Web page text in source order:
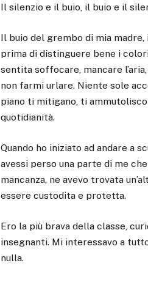
Il silenzio e il buio, il buio e il
Il buio del grembo di mia
prima di distinguere bene i
sentita soffocare, mancare
non farmi urlare. Niente sole
piano ti mitigano, ti
quotidianità.
Quando ho iniziato ad andare a
avessi perso una parte di me
mancanza, ne avevo trovata
essere custodita e protetta.
Ero la più brava della classe,
insegnanti. Mi interessavo a
nulla.